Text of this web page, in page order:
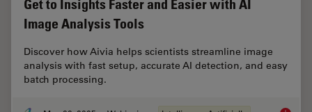
Get to Insights Faster and Easier with AI
Image Analysis Tools
Discover how Aivia helps scientists streamline image
analysis with fast setup, accurate AI detection, and easy
batch processing.